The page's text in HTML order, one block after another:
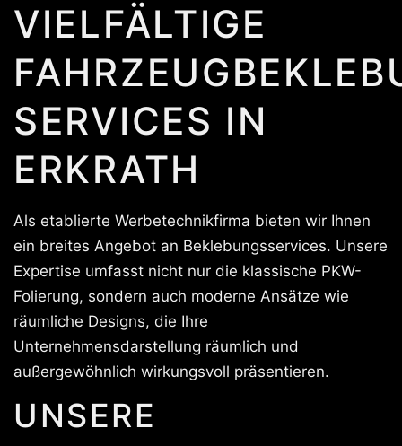
VIELFÄLTIGE
SERVICES IN
ERKRATH
Als etablierte Werbetechnikfirma bieten wir Ihnen
ein breites Angebot an Beklebungsservices. Unsere
Expertise umfasst nicht nur die klassische PKW-
Folierung, sondern auch moderne Ansätze wie
räumliche Designs, die Ihre
Unternehmensdarstellung räumlich und
außergewöhnlich wirkungsvoll präsentieren.
UNSERE